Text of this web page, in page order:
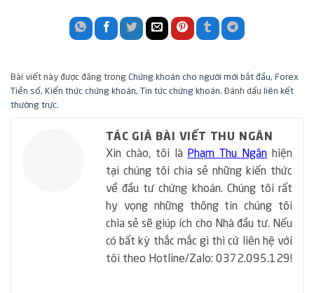
Bài viết này được đăng trong Chứng khoán cho người mới bắt đầu, Forex
Tiền số, Kiến thức chứng khoán, Tin tức chứng khoán. Đánh dấu liên kết
thường trực.
TÁC GIẢ BÀI VIẾT THU NGÂN
Xin chào, tôi là
Phạm Thu Ngân hiện
tại chúng tôi chia sẻ những kiến thức
về đầu tư chứng khoán. Chúng tôi rất
hy vọng những thông tin chúng tôi
chia sẻ sẽ giúp ích cho Nhà đầu tư. Nếu
có bất kỳ thắc mắc gì thì cứ liên hệ với
tôi theo Hotline/Zalo: 0372.095.129!